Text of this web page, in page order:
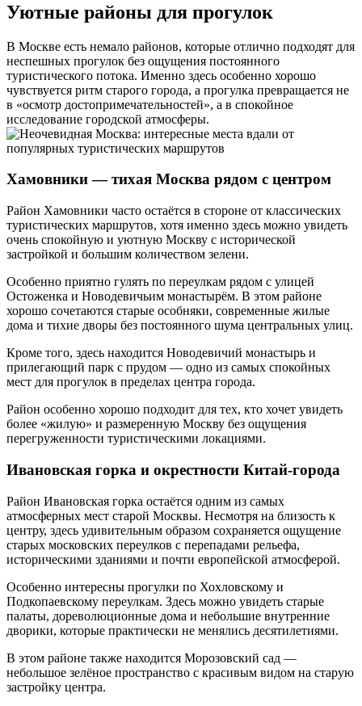
Уютные районы для прогулок
В Москве есть немало районов, которые отлично подходят для
неспешных прогулок без ощущения постоянного
туристического потока. Именно здесь особенно хорошо
чувствуется ритм старого города, а прогулка превращается не
в «осмотр достопримечательностей», а в спокойное
исследование городской атмосферы.
Хамовники — тихая Москва рядом с центром
Район Хамовники часто остаётся в стороне от классических
туристических маршрутов, хотя именно здесь можно увидеть
очень спокойную и уютную Москву с исторической
застройкой и большим количеством зелени.
Особенно приятно гулять по переулкам рядом с улицей
Остоженка и Новодевичьим монастырём. В этом районе
хорошо сочетаются старые особняки, современные жилые
дома и тихие дворы без постоянного шума центральных улиц.
Кроме того, здесь находится Новодевичий монастырь и
прилегающий парк с прудом — одно из самых спокойных
мест для прогулок в пределах центра города.
Район особенно хорошо подходит для тех, кто хочет увидеть
более «жилую» и размеренную Москву без ощущения
перегруженности туристическими локациями.
Ивановская горка и окрестности Китай-города
Район Ивановская горка остаётся одним из самых
атмосферных мест старой Москвы. Несмотря на близость к
центру, здесь удивительным образом сохраняется ощущение
старых московских переулков с перепадами рельефа,
историческими зданиями и почти европейской атмосферой.
Особенно интересны прогулки по Хохловскому и
Подкопаевскому переулкам. Здесь можно увидеть старые
палаты, дореволюционные дома и небольшие внутренние
дворики, которые практически не менялись десятилетиями.
В этом районе также находится Морозовский сад —
небольшое зелёное пространство с красивым видом на старую
застройку центра.